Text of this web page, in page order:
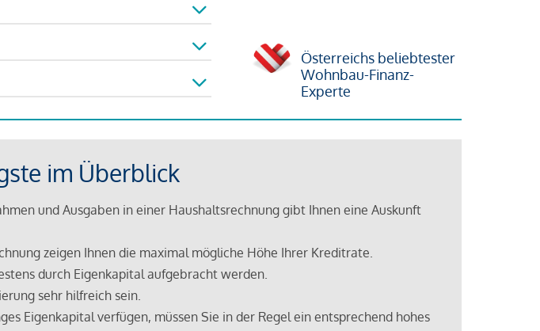
Österreichs beliebtester
Wohnbau-Finanz-
Experte
im Überblick
und Ausgaben in einer Haushaltsrechnung gibt Ihnen eine Auskunft
zeigen Ihnen die maximal mögliche Höhe Ihrer Kreditrate.
durch Eigenkapital aufgebracht werden.
sehr hilfreich sein.
Eigenkapital verfügen, müssen Sie in der Regel ein entsprechend hohes